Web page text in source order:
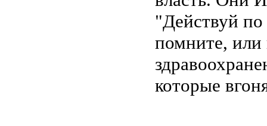
"Действуй
помните, или
которые